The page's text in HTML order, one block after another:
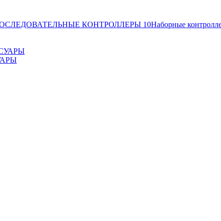
КОНТРОЛЛЕРЫ 10Наборные